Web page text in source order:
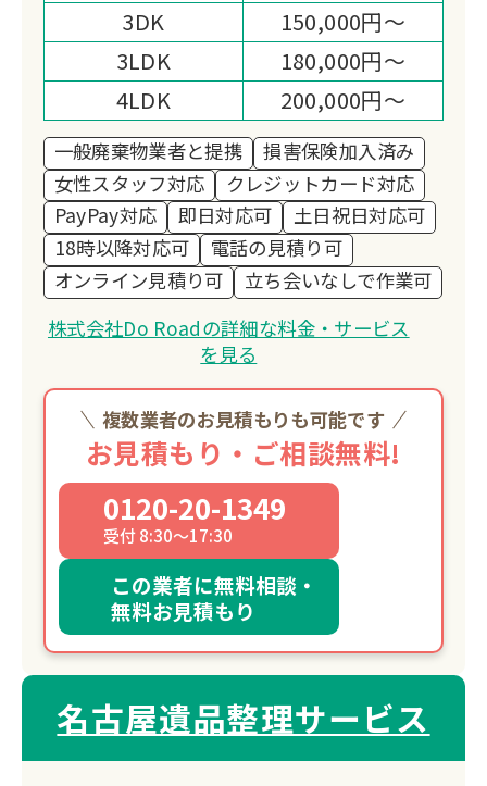
3DK
150,000円～
3LDK
180,000円～
4LDK
200,000円～
一般廃棄物業者と提携
損害保険加入済み
女性スタッフ対応
クレジットカード対応
PayPay対応
即日対応可
土日祝日対応可
18時以降対応可
電話の見積り可
オンライン見積り可
立ち会いなしで作業可
株式会社Do Roadの詳細な料金・サービス
を見る
複数業者のお見積もりも可能です
お見積もり・ご相談無料!
0120-20-1349
受付 8:30～17:30
この業者に無料相談・
無料お見積もり
名古屋遺品整理サービス